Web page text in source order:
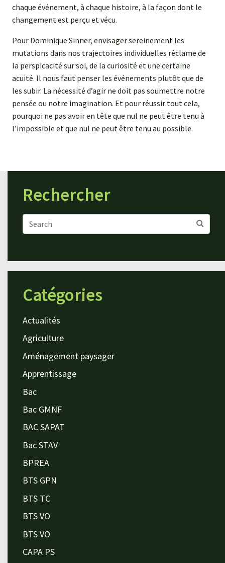
chaque événement, à chaque histoire, à la façon dont le
changement est perçu et vécu.
Pour Dominique Sinner, envisager sereinement les
mutations dans nos trajectoires individuelles réclame de
la perspicacité sur soi, de la curiosité et une certaine
acuité. Il nous faut penser les événements plutôt que de
les subir. La nécessité d’agir ne doit pas soumettre notre
pensée ou notre imagination. Et pour réussir tout cela,
pourquoi ne pas avoir en tête que nul ne peut être tenu à
l’impossible et que nul ne peut être tenu au possible.
Rechercher
Catégories
Actualités
Agriculture
Aménagement paysager
Apprentissage
Bac
Bac GMNF
BAC SAPAT
Bac STAV
BPREA
BTS GPN
BTS TC
BTS VO
BTS VO
CAPA PS